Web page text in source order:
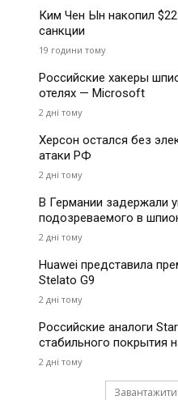
Ким Чен Ын накопил
санкции
19 години тому
Российские хакеры
отелях — Microsoft
2 дні тому
Херсон остался без
атаки РФ
2 дні тому
В Германии задержали
подозреваемого в
2 дні тому
Huawei представила
Stelato G9
2 дні тому
Российские аналоги
стабильного покрытия
2 дні тому